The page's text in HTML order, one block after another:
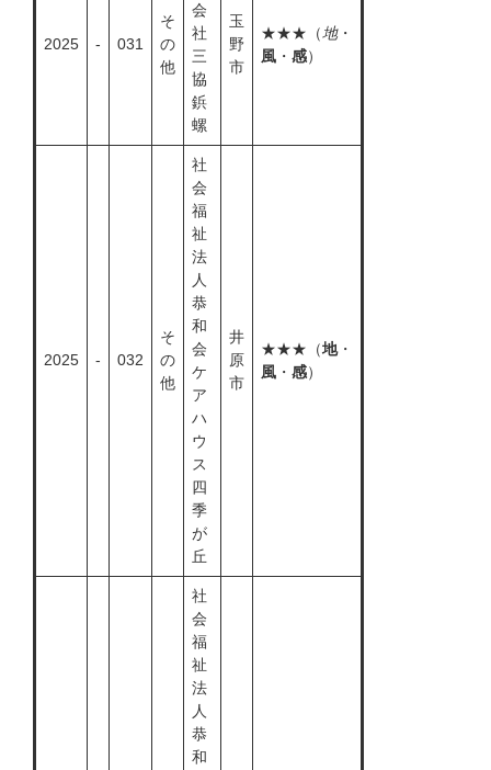
2025 - 031
そ
の
他
会
社
三
協
鋲
螺
玉
野
市
★★★（地・
風 ・ 感）
2025 - 032
そ
の
他
社
会
福
祉
法
人
恭
和
会
ケ
ア
ハ
ウ
ス
四
季
が
丘
井
原
市
★★★（地・
風 ・ 感）
社
会
福
祉
法
人
恭
和